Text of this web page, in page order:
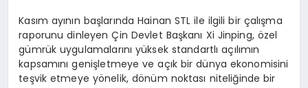
Kasım ayının başlarında Hainan STL ile ilgili bir çalışma
raporunu dinleyen Çin Devlet Başkanı Xi Jinping, özel
gümrük uygulamalarını yüksek standartlı açılımın
kapsamını genişletmeye ve açık bir dünya ekonomisini
teşvik etmeye yönelik, dönüm noktası niteliğinde bir